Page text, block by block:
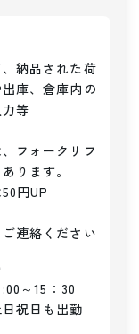
納品された荷
庫、倉庫内の
等
フォークリフ
ります。
円UP
連絡ください
～15：30
祝日も出勤